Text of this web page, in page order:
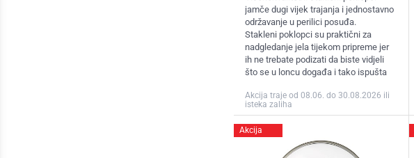
jamče dugi vijek trajanja i jednostavno
održavanje u perilici posuđa.
Stakleni poklopci su praktični za
nadgledanje jela tijekom pripreme jer
ih ne trebate podizati da biste vidjeli
što se u loncu događa i tako ispušta
Akcija traje od 08.06. do 30.08.2026 ili
isteka zaliha
Akcija